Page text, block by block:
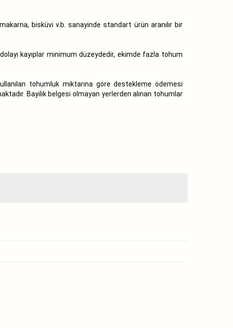
bisküvi v.b. sanayinde standart ürün aranılır bir
kayıplar minimum düzeydedir, ekimde fazla tohum
tohumluk miktarına göre destekleme ödemesi
Bayilik belgesi olmayan yerlerden alınan tohumlar